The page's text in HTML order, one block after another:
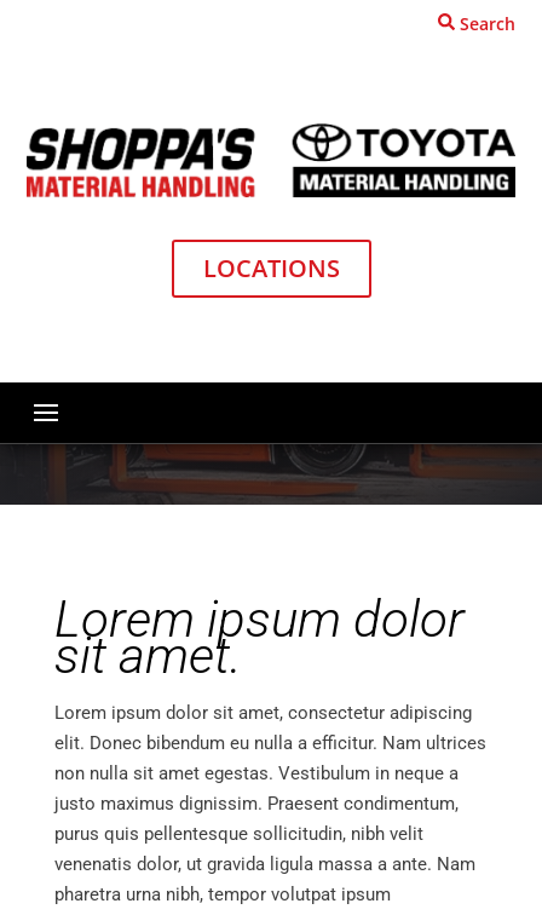
Search
LOCATIONS
Product Quote Request
Product Quote Request
Lorem ipsum dolor
sit amet.
Lorem ipsum dolor sit amet, consectetur adipiscing
elit. Donec bibendum eu nulla a efficitur. Nam ultrices
non nulla sit amet egestas. Vestibulum in neque a
justo maximus dignissim. Praesent condimentum,
purus quis pellentesque sollicitudin, nibh velit
venenatis dolor, ut gravida ligula massa a ante. Nam
pharetra urna nibh, tempor volutpat ipsum